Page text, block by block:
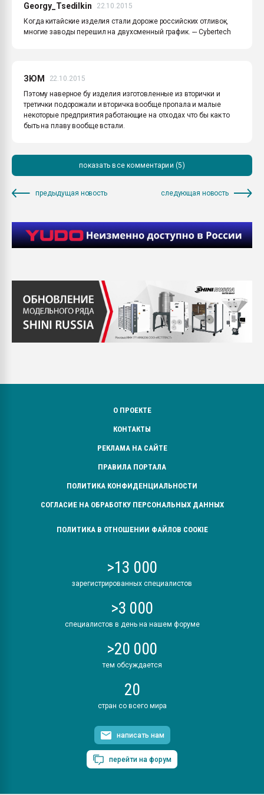
Georgy_Tsedilkin
22.10.2015
Когда китайские изделия стали дороже российских отливок,
многие заводы перешил на двухсменный график. --- Cybertech
ЗЮМ
22.10.2015
Пэтому наверное бу изделия изготовленные из вторички и
третички подорожали и вторичка вообще пропала и малые
некоторые предприятия работающие на отходах что бы как то
быть на плаву вообще встали.
показать все комментарии (5)
предыдущая новость следующая новость
О ПРОЕКТЕ
КОНТАКТЫ
РЕКЛАМА НА САЙТЕ
ПРАВИЛА ПОРТАЛА
ПОЛИТИКА КОНФИДЕНЦИАЛЬНОСТИ
СОГЛАСИЕ НА ОБРАБОТКУ ПЕРСОНАЛЬНЫХ ДАННЫХ
ПОЛИТИКА В ОТНОШЕНИИ ФАЙЛОВ COOKIE
>13 000
зарегистрированных специалистов
>3 000
специалистов в день на нашем форуме
>20 000
тем обсуждается
20
стран со всего мира
написать нам
перейти на форум